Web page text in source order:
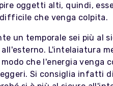
oggetti alti, quindi,
che venga colpita.
un temporale sei più al
L'intelaiatura
che l'energia venga
Si consiglia infatti di